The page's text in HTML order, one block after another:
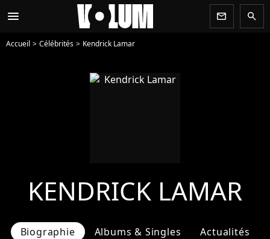
menu newsletter search
Accueil Célébrités Kendrick Lamar
KENDRICK LAMAR
Biographie Albums & Singles Actualités